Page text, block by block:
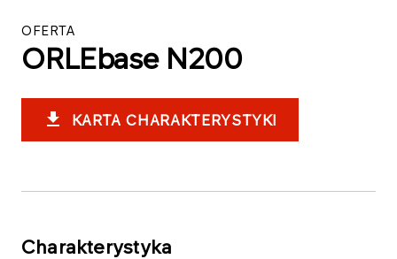
OFERTA
ORLEbase N200
KARTA CHARAKTERYSTYKI
Charakterystyka